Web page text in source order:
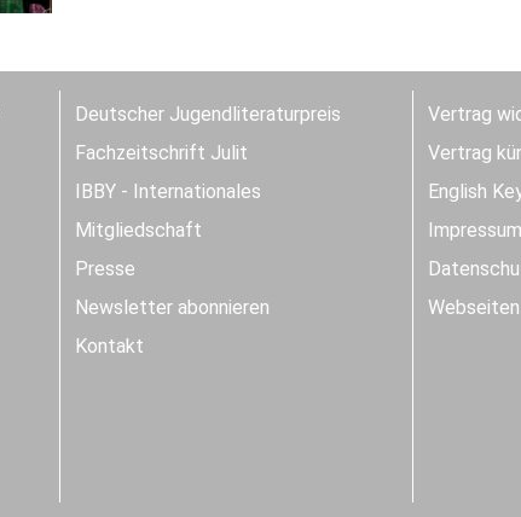
Deutscher Jugendliteraturpreis
Fachzeitschrift Julit
IBBY - Internationales
Mitgliedschaft
Presse
Newsletter abonnieren
Kontakt
Vertrag
Vertrag
English
Impressum